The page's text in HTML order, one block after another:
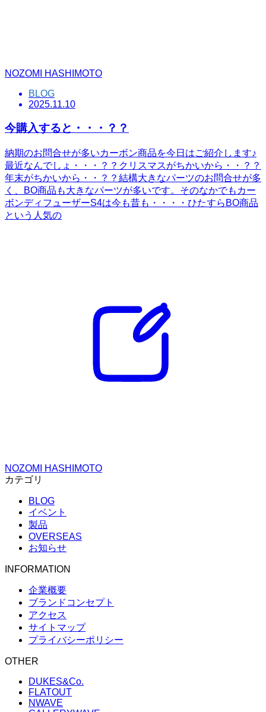
NOZOMI HASHIMOTO
BLOG
2025.11.10
今購入すると・・・？？
納期のお問合せが多いカーボン商品を今日はご紹介します♪
最近なんでしょ・・・？？クリスマスがちかいから・・？？
年末がちかいから・・？？結構大きなパーツのお問合せが多
く、BO商品も大きなパーツが多いです。そのなかでもカー
ボンディフューザーS4は今も昔も・・・・ひたすらBO商品
という人気の
NOZOMI HASHIMOTO
カテゴリ
BLOG
イベント
製品
OVERSEAS
お知らせ
INFORMATION
企業概要
ブランドコンセプト
アクセス
サイトマップ
プライバシーポリシー
OTHER
DUKES&Co.
FLATOUT
NWAVE